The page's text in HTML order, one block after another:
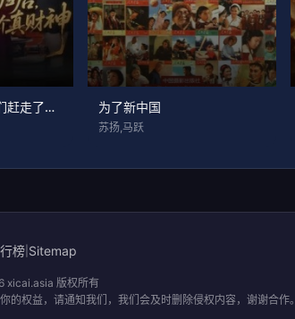
真千金回归后，他们赶走了我这个真财神 为了新中国
苏扬,马跃
榜 Sitemap
xicai.asia 版权所有
权益，请通知我们，我们会及时删除侵权内容，谢谢合作。